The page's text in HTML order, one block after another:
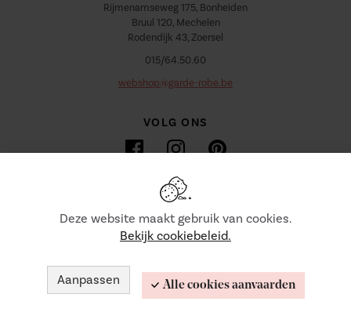
Rijmenamseweg 175, Bonheiden
Bruul 120, Mechelen
Rodendijk 43, Zoersel
015/64.50.60
webshop@garde-robe.be
VOLG ONS
© 2026 GARDE ROBE. ALLE RECHTEN VOORBEHOUDEN ||
INFORMATIEPLATFORM.
WEBSITE BY WEBATVANTAGE
Deze website maakt gebruik van cookies.
Bekijk cookiebeleid.
Aanpassen Alle cookies aanvaarden